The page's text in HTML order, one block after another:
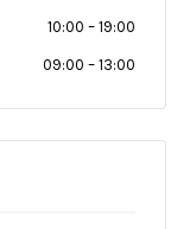
10:00 – 19:00
09:00 – 13:00